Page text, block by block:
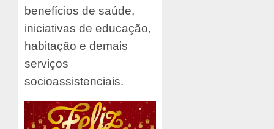
benefícios de saúde,
iniciativas de educação,
habitação e demais
serviços
socioassistenciais.